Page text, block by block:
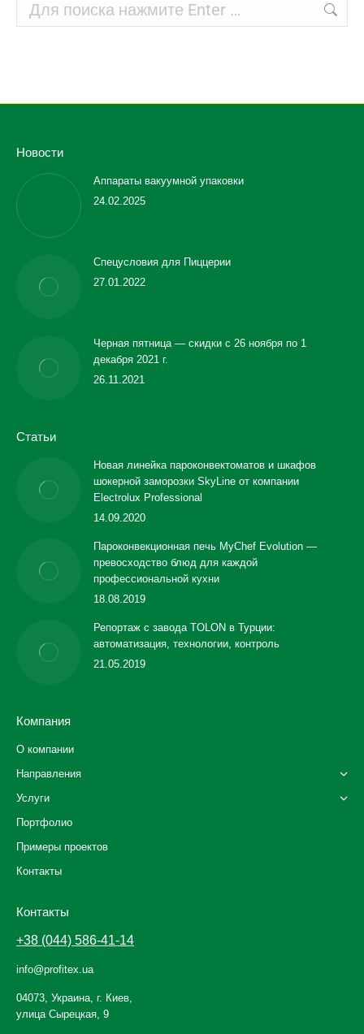
Новости
Аппараты вакуумной упаковки
24.02.2025
Спецусловия для Пиццерии
27.01.2022
Черная пятница — скидки с 26 ноября по 1
декабря 2021 г.
26.11.2021
Статьи
Новая линейка пароконвектоматов и шкафов
шокерной заморозки SkyLine от компании
Electrolux Professional
14.09.2020
Пароконвекционная печь MyChef Evolution —
превосходство блюд для каждой
профессиональной кухни
18.08.2019
Репортаж с завода TOLON в Турции:
автоматизация, технологии, контроль
21.05.2019
Компания
О компании
Направления
Услуги
Портфолио
Примеры проектов
Контакты
Контакты
+38 (044) 586-41-14
info@profitex.ua
04073, Украина, г. Киев,
улица Сырецкая, 9